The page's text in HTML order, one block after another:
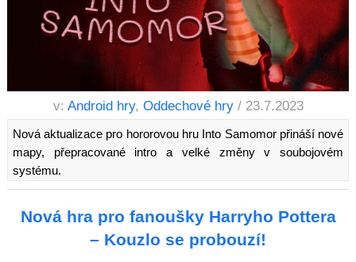
v: Android hry, Oddechové hry / 23.7.2023
Nová aktualizace pro hororovou hru Into Samomor přináší nové
mapy, přepracované intro a velké změny v soubojovém
systému.
Nová hra pro fanoušky Harryho Pottera
– Kouzlo se probouzí!